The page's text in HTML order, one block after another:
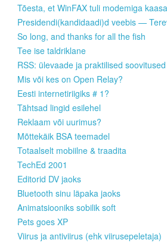
Tõesta, et WinFAX tuli modemiga
Presidendi(kandidaadi)d veebis —
So long, and thanks for all the fish
Tee ise taldriklane
RSS: ülevaade ja praktilised soovitused
Mis või kes on Open Relay?
Eesti internetiriigiks # 1?
Tähtsad lingid esilehel
Reklaam või uurimus?
Mõttekäik BSA teemadel
Totaalselt mobiilne & traadita
TechEd 2001
Editorid DV jaoks
Bluetooth sinu läpaka jaoks
Animatsiooniks sobilik soft
Pets goes XP
Viirus ja antiviirus (ehk viirusepeletaja)